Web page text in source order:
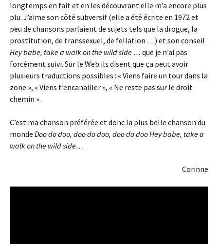
longtemps en fait et en les découvrant elle m’a encore plus
plu. J’aime son côté subversif (elle a été écrite en 1972 et
peu de chansons parlaient de sujets tels que la drogue, la
prostitution, de transsexuel, de fellation …) et son conseil :
Hey babe, take a walk on the wild side … que je n’ai pas
forcément suivi. Sur le Web ils disent que ça peut avoir
plusieurs traductions possibles : « Viens faire un tour dans la
zone », « Viens t’encanailler », « Ne reste pas sur le droit
chemin ».
C’est ma chanson préférée et donc la plus belle chanson du
monde Doo do doo, doo do doo, doo do doo Hey babe, take a
walk on the wild side…
Corinne